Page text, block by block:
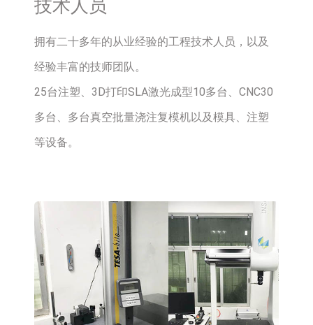
技术人员
拥有二十多年的从业经验的工程技术人员，以及
经验丰富的技师团队。
25台注塑、3D打印SLA激光成型10多台、CNC30
多台、多台真空批量浇注复模机以及模具、注塑
等设备。